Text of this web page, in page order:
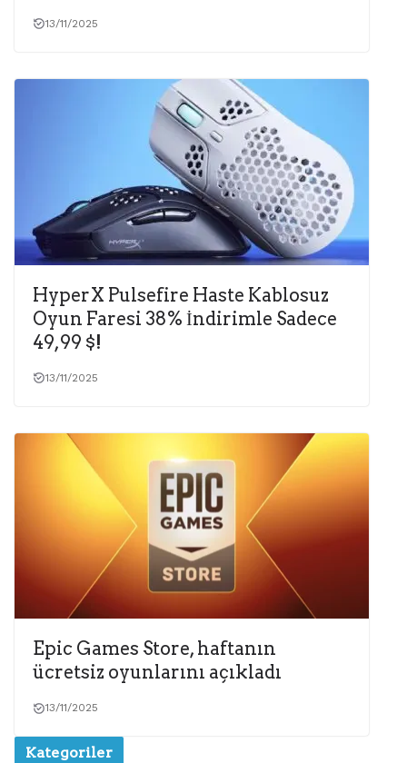
13/11/2025
HyperX Pulsefire Haste Kablosuz
Oyun Faresi 38% İndirimle Sadece
49,99 $!
13/11/2025
Epic Games Store, haftanın
ücretsiz oyunlarını açıkladı
13/11/2025
Kategoriler